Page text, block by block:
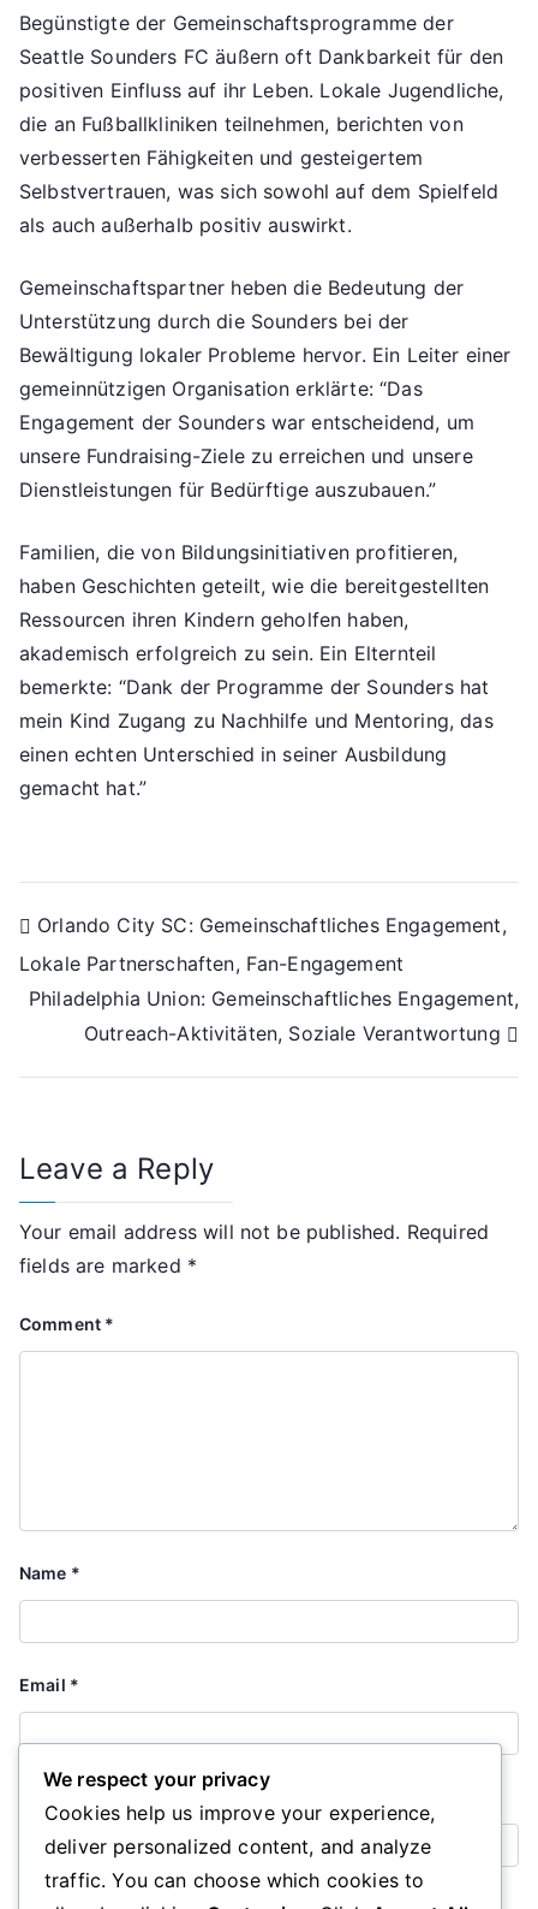
Begünstigte der Gemeinschaftsprogramme der
Seattle Sounders FC äußern oft Dankbarkeit für den
positiven Einfluss auf ihr Leben. Lokale Jugendliche,
die an Fußballkliniken teilnehmen, berichten von
verbesserten Fähigkeiten und gesteigertem
Selbstvertrauen, was sich sowohl auf dem Spielfeld
als auch außerhalb positiv auswirkt.
Gemeinschaftspartner heben die Bedeutung der
Unterstützung durch die Sounders bei der
Bewältigung lokaler Probleme hervor. Ein Leiter einer
gemeinnützigen Organisation erklärte: “Das
Engagement der Sounders war entscheidend, um
unsere Fundraising-Ziele zu erreichen und unsere
Dienstleistungen für Bedürftige auszubauen.”
Familien, die von Bildungsinitiativen profitieren,
haben Geschichten geteilt, wie die bereitgestellten
Ressourcen ihren Kindern geholfen haben,
akademisch erfolgreich zu sein. Ein Elternteil
bemerkte: “Dank der Programme der Sounders hat
mein Kind Zugang zu Nachhilfe und Mentoring, das
einen echten Unterschied in seiner Ausbildung
gemacht hat.”
Post
navigation
Orlando City SC: Gemeinschaftliches Engagement,
Lokale Partnerschaften, Fan-Engagement
Philadelphia Union: Gemeinschaftliches Engagement,
Outreach-Aktivitäten, Soziale Verantwortung
Leave a Reply
Your email address will not be published. Required
fields are marked *
Comment *
Name *
Email *
We respect your privacy
Cookies help us improve your experience,
deliver personalized content, and analyze
traffic. You can choose which cookies to